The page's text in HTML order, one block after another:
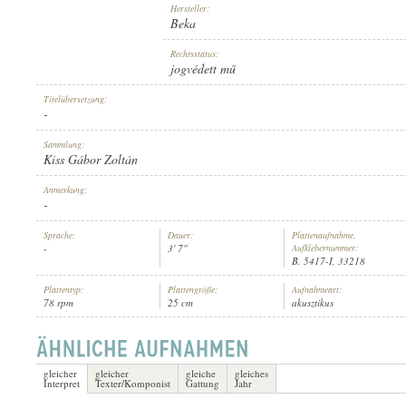
INTERPRET: SAXOPHON-ORCHESTER DOBBRI , VEZÉNYEL:OTTO DOBRINDT
B. 5417-I
Hersteller:
Beka
Rechtsstatus:
jogvédett mű
Titelübersetzung:
-
Sammlung:
Kiss Gábor Zoltán
Anmerkung:
-
Sprache:
-
Dauer:
3' 7"
Plattenaufnahme,
Aufklebernummer:
B. 5417-I, 33218
Plattentyp:
78 rpm
Plattengröße:
25 cm
Aufnahmeart:
akusztikus
gleicher
Interpret
gleicher
Texter/Komponist
gleiche
Gattung
gleiches
Jahr